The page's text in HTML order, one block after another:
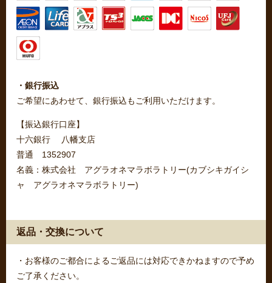
・銀行振込
ご希望にあわせて、銀行振込もご利用いただけます。
【振込銀行口座】
十六銀行 八幡支店
普通 1352907
名義：株式会社 アグラオネマラボラトリー(カブシキガイシ
ャ アグラオネマラボラトリー)
返品・交換について
・お客様のご都合によるご返品には対応できかねますので予め
ご了承ください。